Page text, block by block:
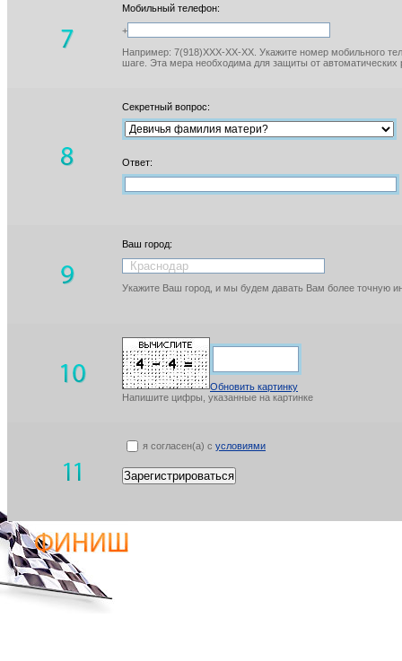
Мобильный телефон:
+
Например: 7(918)XXX-XX-XX. Укажите номер мобильного
шаге. Эта мера необходима для защиты от автоматических
Секретный вопрос:
Ответ:
Ваш город:
Укажите Ваш город, и мы будем давать Вам более точную
Обновить картинку
Напишите цифры, указанные на картинке
я согласен(а) с условиями
Зарегистрироваться